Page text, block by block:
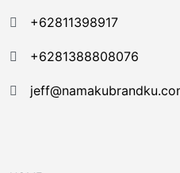
+62811398917
+6281388808076